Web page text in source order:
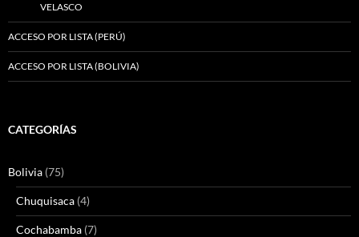
VELASCO
ACCESO POR LISTA (PERÚ)
ACCESO POR LISTA (BOLIVIA)
CATEGORÍAS
Bolivia (75)
Chuquisaca (4)
Cochabamba (7)